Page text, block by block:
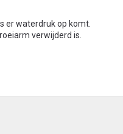
er waterdruk op komt.
verwijderd is.